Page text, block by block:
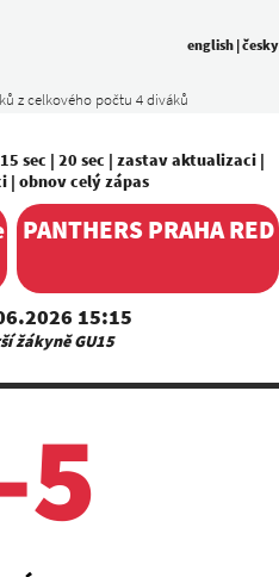
z celkového počtu 4 diváků
english |česky
15 sec | 20 sec | zastav aktualizaci|
| obnov celý zápas
15:15
žákyně GU15
PANTHERS PRAHA RED